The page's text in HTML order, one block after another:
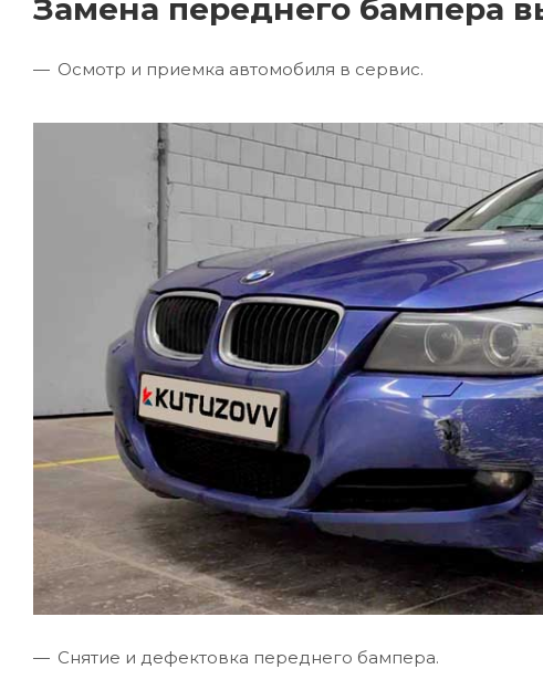
Замена переднего бампера
Осмотр и приемка автомобиля в сервис.
Снятие и дефектовка переднего бампера.